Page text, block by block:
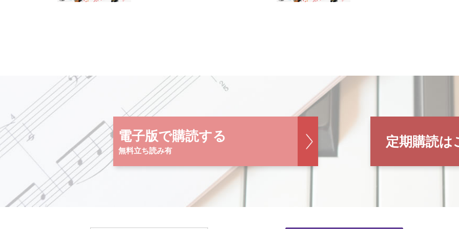
電子版で購読する
無料立ち読み有
定期購読は